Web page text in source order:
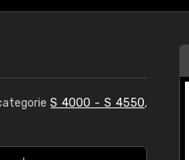
S 4000 - S 4550,